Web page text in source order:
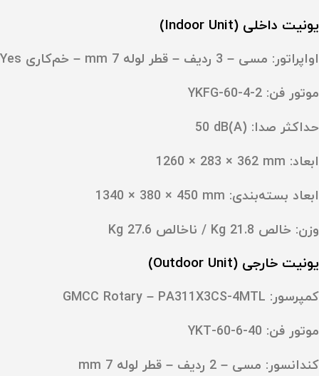
یونیت داخلی (Indoor Unit)
اواپراتور: مسی – 3 ردیف – قطر لوله 7 mm – خم‌کاری Yes
موتور فن: YKFG-60-4-2
حداکثر صدا: ‎50 dB(A)
ابعاد: ‎1260 × 283 × 362 mm
ابعاد بسته‌بندی: ‎1340 × 380 × 450 mm
وزن: خالص 21.8 Kg / ناخالص 27.6 Kg
یونیت خارجی (Outdoor Unit)
کمپرسور: GMCC Rotary – PA311X3CS-4MTL
موتور فن: YKT-60-6-40
کندانسور: مسی – 2 ردیف – قطر لوله 7 mm